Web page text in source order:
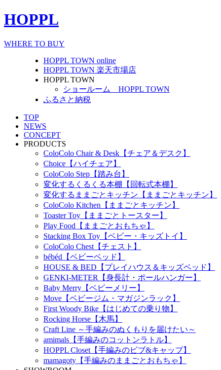
HOPPL
WHERE TO BUY
HOPPL TOWN online
HOPPL TOWN 楽天市場店
HOPPL TOWN
ショールーム HOPPL TOWN
ふるさと納税
TOP
NEWS
CONCEPT
PRODUCTS
ColoColo Chair & Desk【チェア＆デスク】
Choice【ハイチェア】
ColoColo Step【踏み台】
変化するくるくる本棚【回転式本棚】
変化するままごとキッチン【ままごとキッチン】
ColoColo Kitchen【ままごとキッチン】
Toaster Toy【ままごとトースター】
Play Food【ままごとおもちゃ】
Stacking Box Toy【ベビー・キッズトイ】
ColoColo Chest【チェスト】
bébéd【ベビーベッド】
HOUSE & BED【プレイハウス＆キッズベッド】
GENKI-METER【身長計・ポールハンガー】
Baby Merry【ベビーメリー】
Move【ベビージム・マガジンラック】
First Woody Bike【はじめての乗り物】
Rocking Horse【木馬】
Craft Line ～手編みのぬくもりを届けたい～
amimals【手編みのコットンラトル】
HOPPL Closet【手編みのビブ&キャップ】
mamagoty【手編みのままごとおもちゃ】